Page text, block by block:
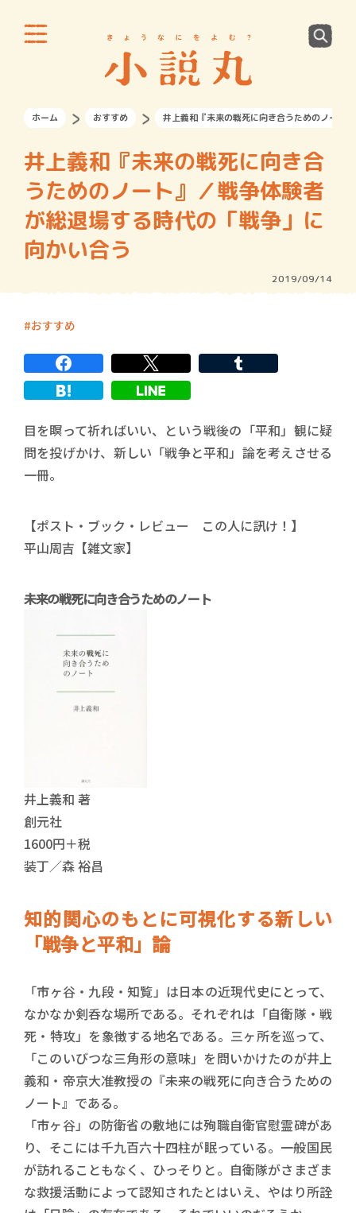
ホーム おすすめ 井上義和『未来の戦死に向き合うためのノート
井上義和『未来の戦死に向き合
うためのノート』／戦争体験者
が総退場する時代の「戦争」に
向かい合う
2019/09/14
おすすめ
目を瞑って祈ればいい、という戦後の「平和」観に疑
問を投げかけ、新しい「戦争と平和」論を考えさせる
一冊。
【ポスト・ブック・レビュー この人に訊け！】
平山周吉【雑文家】
未来の戦死に向き合うためのノート
井上義和 著
創元社
1600円＋税
装丁／森 裕昌
知的関心のもとに可視化する新しい
「戦争と平和」論
「市ヶ谷・九段・知覧」は日本の近現代史にとって、
なかなか剣呑な場所である。それぞれは「自衛隊・戦
死・特攻」を象徴する地名である。三ヶ所を巡って、
「このいびつな三角形の意味」を問いかけたのが井上
義和・帝京大准教授の『未来の戦死に向き合うための
ノート』である。
「市ヶ谷」の防衛省の敷地には殉職自衛官慰霊碑があ
り、そこには千九百六十四柱が眠っている。一般国民
が訪れることもなく、ひっそりと。自衛隊がさまざま
な救援活動によって認知されたとはいえ、やはり所詮